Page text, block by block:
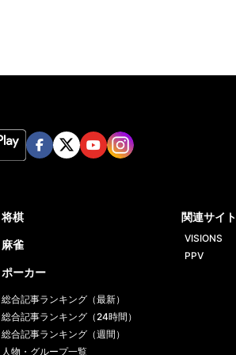
将棋
麻雀
ポーカー
総合記事ランキング（最新）
総合記事ランキング（24時間）
総合記事ランキング（週間）
人物・グループ一覧
関連サイト
VISIONS
PPV